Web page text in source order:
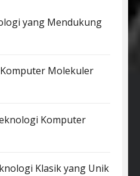
yang Mendukung
Molekuler
Komputer
Klasik yang Unik